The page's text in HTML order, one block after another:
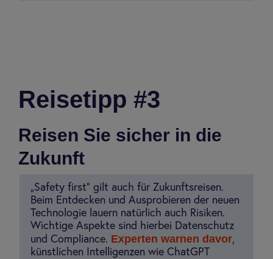
Rei­se­tipp #3
Reisen Sie sicher in die
Zukunft
„Safety first“ gilt auch für Zukunftsreisen.
Beim Entdecken und Ausprobieren der neuen
Technologie lauern natürlich auch Risiken.
Wichtige Aspekte sind hierbei Datenschutz
und Compliance. Experten warnen davor,
künstlichen Intelligenzen wie ChatGPT